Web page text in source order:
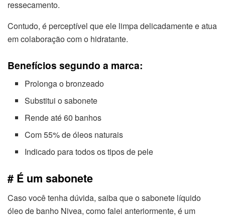
ressecamento.
Contudo, é perceptível que ele limpa delicadamente e atua
em colaboração com o hidratante.
Benefícios segundo a marca:
Prolonga o bronzeado
Substitui o sabonete
Rende até 60 banhos
Com 55% de óleos naturais
Indicado para todos os tipos de pele
# É um sabonete
Caso você tenha dúvida, saiba que o sabonete líquido
óleo de banho Nivea, como falei anteriormente, é um